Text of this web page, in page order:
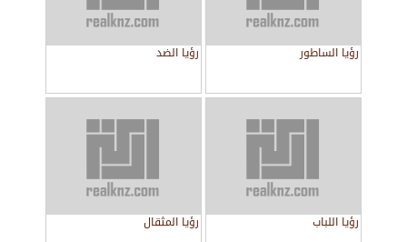
رؤيا الساطور رؤيا الضد
رؤيا اللباب رؤيا المثقال